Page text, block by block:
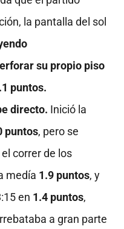
la pantalla del sol
su propio piso
puntos.
directo. Inició la
puntos, pero se
correr de los
medía 1.9 puntos, y
en 1.4 puntos,
a gran parte